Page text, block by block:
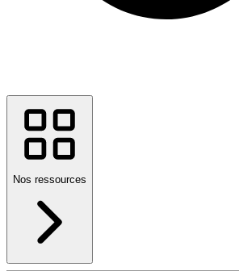
Nos ressources